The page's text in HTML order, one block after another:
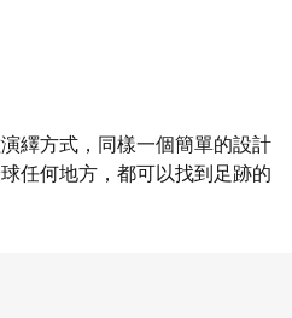
繹方式，同樣一個簡單的設計
任何地方，都可以找到足跡的